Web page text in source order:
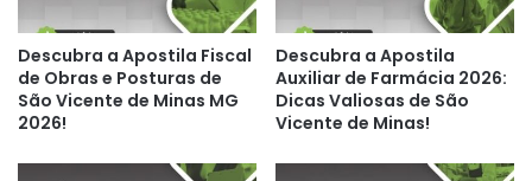
Descubra a Apostila Fiscal
de Obras e Posturas de
São Vicente de Minas MG
2026!
Descubra a Apostila
Auxiliar de Farmácia 2026:
Dicas Valiosas de São
Vicente de Minas!